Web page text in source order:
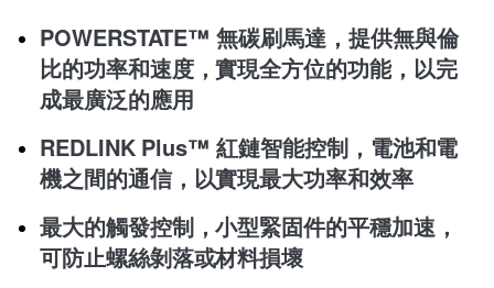
POWERSTATE™ 無碳刷馬達​，提供無與倫
比的功率和速度，實現全方位的功能，以完
成最廣泛的應用​
REDLINK Plus™ 紅鏈智能控制​，電池和電
機之間的通信，以實現最大功率和效率​
最大的觸發控制​，小型緊固件的平穩加速，
可防止螺絲剝落或材料損壞